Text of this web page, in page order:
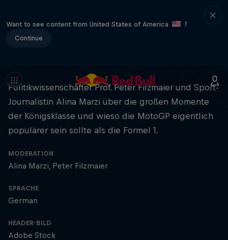
Want to see content from United States of America
?
Continue
Politikwissenschafter Prof. Peter Filzmaier und Sport-
Journalistin Alina Marzi über die großen Momente
der Königsklasse und wieso die MotoGP eigentlich
populärer sein sollte als die Formel 1.
MODERATION
Alina Marzi Peter Filzmaier
SPRACHE
German
HEADER-BILD
Adobe Stock